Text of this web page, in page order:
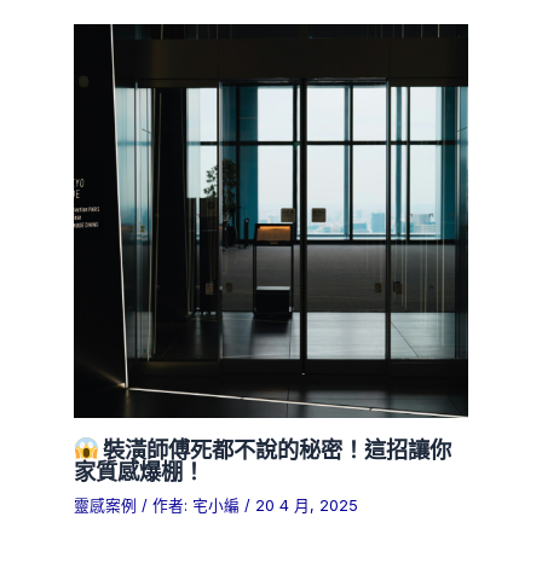
裝潢師傅死都不說的秘密！這招讓你
家質感爆棚！
靈感案例 / 作者: 宅小編 / 20 4 月, 2025